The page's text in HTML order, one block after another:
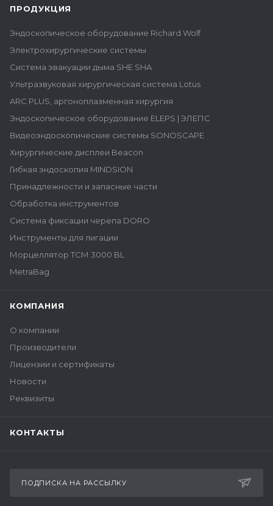
ПРОДУКЦИЯ
Эндоскопическое оборудование Richard Wolf
Электрохирургические системы
Система эвакуации дыма SHE SHA
Ультразвуковая хирургическая система Lotus
ARC PLUS, аргоноплазменная хирургия
Эндоскопическое оборудование ELEPS | ЭЛЕПС
Видеоэндоскопические системы SONOSCAPE
Хирургические дисплеи Beacon
Гибкая эндоскопия MINDSION
Принадлежности и запасные части
Обработка инструментов
Система фиксации черепа DORO
Инструменты для лигации
Морцеллятор ТСМ 3000 BL
MetraBag
КОМПАНИЯ
О компании
Производители
Лицензии и сертификаты
Новости
Реквизиты
КОНТАКТЫ
ПОДПИСКА НА РАССЫЛКУ